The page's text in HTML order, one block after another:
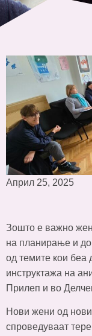
Април 25, 2025
Зошто е важно
на планирање и
од темите кои беа
инструктажа на
Прилеп и во
Нови жени од нови
спроведуваат